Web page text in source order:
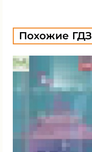
Похожие ГДЗ